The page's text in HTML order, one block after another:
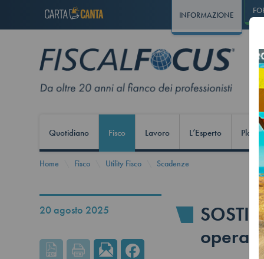
INFORMAZIONE
Quotidiano Fisco Lavoro L’Esperto Play
Home Fisco Utility Fisco Scadenze
20 agosto 2025